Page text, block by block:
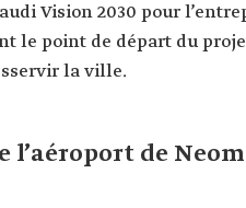
Vision 2030 pour
le point de départ du
la ville.
de